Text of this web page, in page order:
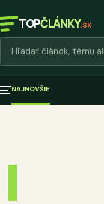
TOPČLÁNKY.SK
NAJNOVŠIE